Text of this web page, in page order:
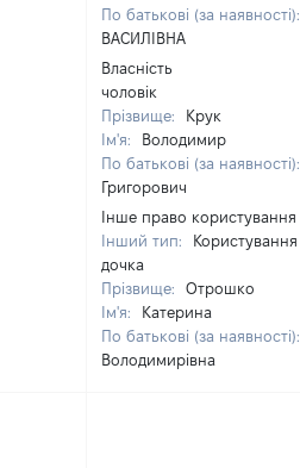
По батькові (за наявності):
ВАСИЛІВНА
Власність
чоловік
Прізвище:
Крук
Ім'я:
Володимир
По батькові (за наявності):
Григорович
Інше право користування
Інший тип:
Користування
дочка
Прізвище:
Отрошко
Ім'я:
Катерина
По батькові (за наявності):
Володимирівна